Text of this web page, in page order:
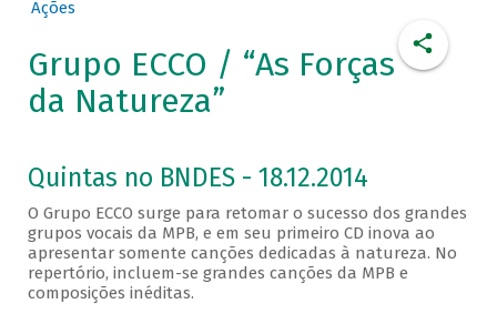
Ações
Grupo ECCO / “As Forças
da Natureza”
Quintas no BNDES - 18.12.2014
O Grupo ECCO surge para retomar o sucesso dos grandes
grupos vocais da MPB, e em seu primeiro CD inova ao
apresentar somente canções dedicadas à natureza. No
repertório, incluem-se grandes canções da MPB e
composições inéditas.